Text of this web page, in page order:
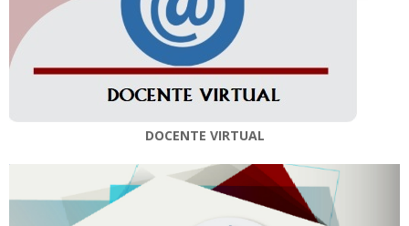
DOCENTE VIRTUAL